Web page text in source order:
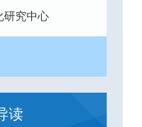
研究中心
读